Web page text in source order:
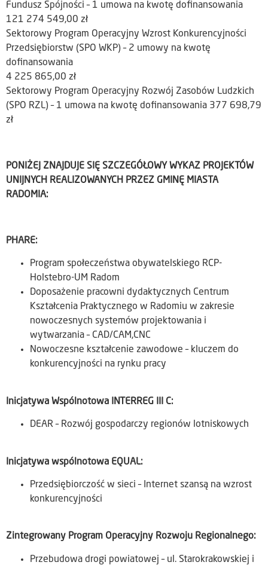
Fundusz Spójności – 1 umowa na kwotę dofinansowania
121 274 549,00 zł
Sektorowy Program Operacyjny Wzrost Konkurencyjności
Przedsiębiorstw (SPO WKP) – 2 umowy na kwotę
dofinansowania
4 225 865,00 zł
Sektorowy Program Operacyjny Rozwój Zasobów Ludzkich
(SPO RZL) – 1 umowa na kwotę dofinansowania 377 698,79
zł
PONIŻEJ ZNAJDUJE SIĘ SZCZEGÓŁOWY WYKAZ PROJEKTÓW
UNIJNYCH REALIZOWANYCH PRZEZ GMINĘ MIASTA
RADOMIA:
PHARE:
Program społeczeństwa obywatelskiego RCP-
Holstebro-UM Radom
Doposażenie pracowni dydaktycznych Centrum
Kształcenia Praktycznego w Radomiu w zakresie
nowoczesnych systemów projektowania i
wytwarzania – CAD/CAM,CNC
Nowoczesne kształcenie zawodowe – kluczem do
konkurencyjności na rynku pracy
Inicjatywa Wspólnotowa INTERREG III C:
DEAR – Rozwój gospodarczy regionów lotniskowych
Inicjatywa wspólnotowa EQUAL:
Przedsiębiorczość w sieci – Internet szansą na wzrost
konkurencyjności
Zintegrowany Program Operacyjny Rozwoju Regionalnego:
Przebudowa drogi powiatowej – ul. Starokrakowskiej i